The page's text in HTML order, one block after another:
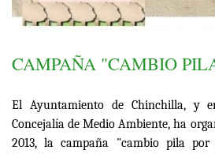
CAMPAÑA "CAMBIO
El Ayuntamiento de Chinchilla, y
Concejalía de Medio Ambiente, ha
2013, la campaña "cambio pila